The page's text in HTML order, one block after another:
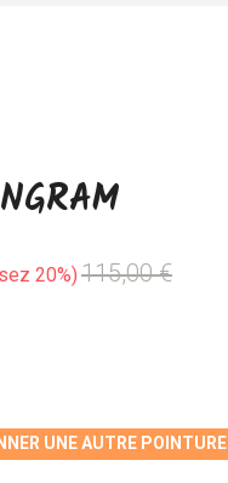
20% 115,00 €
UNE AUTRE POINTURE